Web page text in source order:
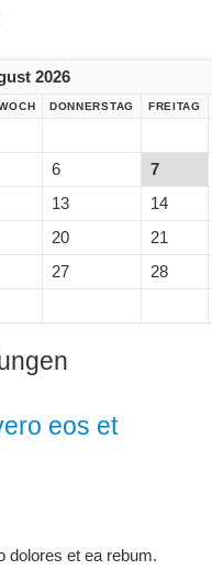
2026
DONNERSTAG FREITAG
6
7
13
14
20
21
27
28
eos et
dolores et ea rebum.